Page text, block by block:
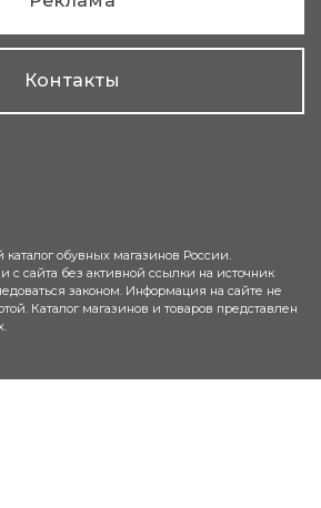
Контакты
обувных магазинов России.
сайта без активной ссылки на источник
законом. Информация на сайте не
Каталог магазинов и товаров представлен